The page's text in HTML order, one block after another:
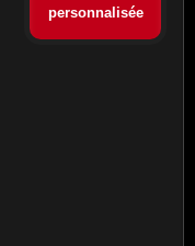
personnalisée